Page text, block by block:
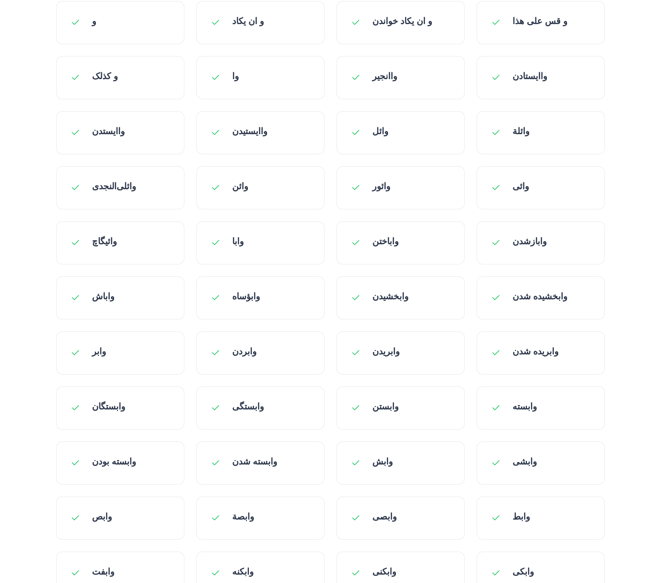
و و ان یکاد و ان یکاد خواندن و قس علی هذا
و کذلک وا واانجیر واایستادن
واایستدن واایستیدن وائل وائلة
وائلی‌النجدی وائن وائور وائی
وائیگاچ وابا واباختن وابازشدن
واباش وابؤساه وابخشیدن وابخشیده شدن
وابر وابردن وابریدن وابریده شدن
وابستگان وابستگی وابستن وابسته
وابسته بودن وابسته شدن وابش وابشی
وابص وابصة وابصی وابط
وابفت وابکنه وابکنی وابکی